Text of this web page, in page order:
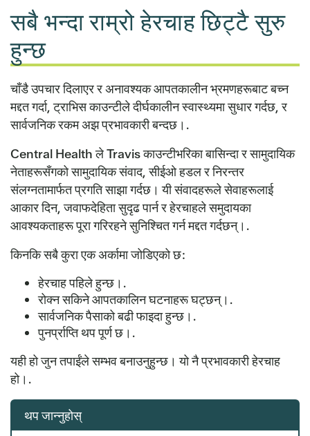
सबै भन्दा राम्रो हेरचाह छिट्टै सुरु
हुन्छ
चाँडै उपचार दिलाएर र अनावश्यक आपतकालीन भ्रमणहरूबाट बच्न
मद्दत गर्दा, ट्राभिस काउन्टीले दीर्घकालीन स्वास्थ्यमा सुधार गर्दछ, र
सार्वजनिक रकम अझ प्रभावकारी बन्दछ।.
Central Health ले Travis काउन्टीभरिका बासिन्दा र सामुदायिक
नेताहरूसँगको सामुदायिक संवाद, सीईओ हडल र निरन्तर
संलग्नतामार्फत प्रगति साझा गर्दछ। यी संवादहरूले सेवाहरूलाई
आकार दिन, जवाफदेहिता सुदृढ पार्न र हेरचाहले समुदायका
आवश्यकताहरू पूरा गरिरहने सुनिश्चित गर्न मद्दत गर्दछन्।.
किनकि सबै कुरा एक अर्कामा जोडिएको छ:
हेरचाह पहिले हुन्छ।.
रोक्न सकिने आपतकालिन घटनाहरू घट्छन्।.
सार्वजनिक पैसाको बढी फाइदा हुन्छ।.
पुनर्प्राप्ति थप पूर्ण छ।.
यही हो जुन तपाईंले सम्भव बनाउनुहुन्छ। यो नै प्रभावकारी हेरचाह
हो।.
थप जान्नुहोस्